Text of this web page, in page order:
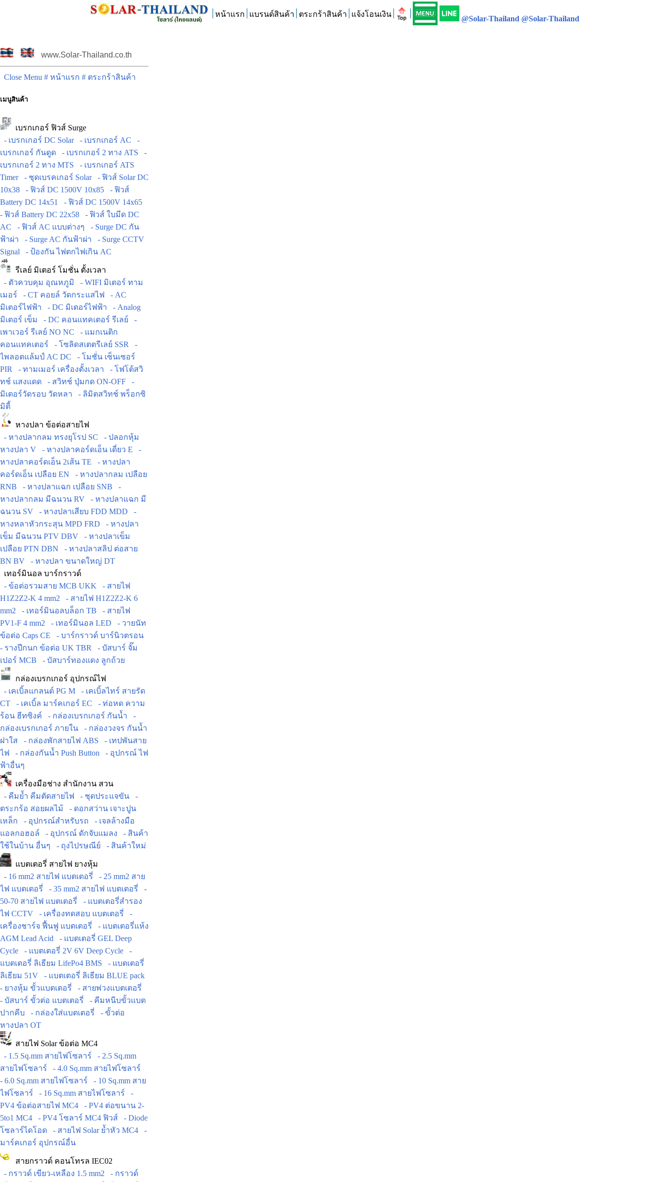
หน้าแรก แบรนด์สินค้า ตระกร้าสินค้า แจ้งโอนเงิน
@Solar-Thailand @Solar-Thailand
www.Solar-Thailand.co.th
Close Menu # หน้าแรก # ตระกร้าสินค้า
เมนูสินค้า
เบรกเกอร์ ฟิวส์ Surge
- เบรกเกอร์ DC Solar
- เบรกเกอร์ AC
-
เบรกเกอร์ กันดูด
- เบรกเกอร์ 2 ทาง ATS
-
เบรกเกอร์ 2 ทาง MTS
- เบรกเกอร์ ATS
Timer
- ชุดเบรคเกอร์ Solar
- ฟิวส์ Solar DC
10x38
- ฟิวส์ DC 1500V 10x85
- ฟิวส์
Battery DC 14x51
- ฟิวส์ DC 1500V 14x65
- ฟิวส์ Battery DC 22x58
- ฟิวส์ ใบมีด DC
AC
- ฟิวส์ AC แบบต่างๆ
- Surge DC กัน
ฟ้าผ่า
- Surge AC กันฟ้าผ่า
- Surge CCTV
Signal
- ป้องกัน ไฟตกไฟเกิน AC
รีเลย์ มิเตอร์ โมชั่น ตั้งเวลา
- ตัวควบคุม อุณหภูมิ
- WIFI มิเตอร์ ทาม
เมอร์
- CT คอยล์ วัดกระแสไฟ
- AC
มิเตอร์ไฟฟ้า
- DC มิเตอร์ไฟฟ้า
- Analog
มิเตอร์ เข็ม
- DC คอนแทคเตอร์ รีเลย์
-
เพาเวอร์ รีเลย์ NO NC
- แมกเนติก
คอนแทคเตอร์
- โซลิดสเตตรีเลย์ SSR
-
ไพลอตแล้มป์ AC DC
- โมชั่น เซ็นเซอร์
PIR
- ทามเมอร์ เครื่องตั้งเวลา
- โฟโต้สวิ
ทช์ แสงแดด
- สวิทช์ ปุ่มกด ON-OFF
-
มิเตอร์วัดรอบ วัดหลา
- ลิมิตสวิทช์ พร็อกซิ
มิตี้
หางปลา ข้อต่อสายไฟ
- หางปลากลม ทรงยุโรป SC
- ปลอกหุ้ม
หางปลา V
- หางปลาคอร์ดเอ็น เดี่ยว E
-
หางปลาคอร์ดเอ็น 2เส้น TE
- หางปลา
คอร์ดเอ็น เปลือย EN
- หางปลากลม เปลือย
RNB
- หางปลาแฉก เปลือย SNB
-
หางปลากลม มีฉนวน RV
- หางปลาแฉก มี
ฉนวน SV
- หางปลาเสียบ FDD MDD
-
หางหลาหัวกระสุน MPD FRD
- หางปลา
เข็ม มีฉนวน PTV DBV
- หางปลาเข็ม
เปลือย PTN DBN
- หางปลาสลิป ต่อสาย
BN BV
- หางปลา ขนาดใหญ่ DT
เทอร์มินอล บาร์กราวด์
- ข้อต่อรวมสาย MCB UKK
- สายไฟ
H1Z2Z2-K 4 mm2
- สายไฟ H1Z2Z2-K 6
mm2
- เทอร์มินอลบล็อก TB
- สายไฟ
PV1-F 4 mm2
- เทอร์มินอล LED
- วายนัท
ข้อต่อ Caps CE
- บาร์กราวด์ บาร์นิวตรอน
- รางปีกนก ข้อต่อ UK TBR
- บัสบาร์ จั๊ม
เปอร์ MCB
- บัสบาร์ทองแดง ลูกถ้วย
กล่องเบรกเกอร์ อุปกรณ์ไฟ
- เคเบิ้ลแกลนด์ PG M
- เคเบิ้ลไทร์ สายรัด
CT
- เคเบิ้ล มาร์คเกอร์ EC
- ท่อหด ความ
ร้อน ฮีทซิงค์
- กล่องเบรกเกอร์ กันน้ำ
-
กล่องเบรกเกอร์ ภายใน
- กล่องวงจร กันน้ำ
ฝาใส
- กล่องพักสายไฟ ABS
- เทปพันสาย
ไฟ
- กล่องกันน้ำ Push Button
- อุปกรณ์ ไฟ
ฟ้าอื่นๆ
เครื่องมือช่าง สำนักงาน สวน
- คีมย้ำ คีมตัดสายไฟ
- ชุดประแจขัน
-
ตระกร้อ สอยผลไม้
- ดอกสว่าน เจาะปูน
เหล็ก
- อุปกรณ์สำหรับรถ
- เจลล้างมือ
แอลกอฮอล์
- อุปกรณ์ ดักจับแมลง
- สินค้า
ใช้ในบ้าน อื่นๆ
- ถุงไปรษณีย์ - สินค้าใหม่
แบตเตอรี่ สายไฟ ยางหุ้ม
- 16 mm2 สายไฟ แบตเตอรี่
- 25 mm2 สาย
ไฟ แบตเตอรี่
- 35 mm2 สายไฟ แบตเตอรี่
-
50-70 สายไฟ แบตเตอรี่
- แบตเตอรี่สำรอง
ไฟ CCTV
- เครื่องทดสอบ แบตเตอรี่
-
เครื่องชาร์จ ฟื้นฟู แบตเตอรี่
- แบตเตอรี่แห้ง
AGM Lead Acid
- แบตเตอรี่ GEL Deep
Cycle
- แบตเตอรี่ 2V 6V Deep Cycle
-
แบตเตอรี่ ลิเธียม LifePo4 BMS
- แบตเตอรี่
ลิเธียม 51V
- แบตเตอรี่ ลิเธียม BLUE pack
- ยางหุ้ม ขั้วแบตเตอรี่
- สายพ่วงแบตเตอรี่
- บัสบาร์ ขั้วต่อ แบตเตอรี่
- คีมหนีบขั้วแบต
ปากคีบ
- กล่องใส่แบตเตอรี่
- ขั้วต่อ
หางปลา OT
สายไฟ Solar ข้อต่อ MC4
- 1.5 Sq.mm สายไฟโซลาร์
- 2.5 Sq.mm
สายไฟโซลาร์
- 4.0 Sq.mm สายไฟโซลาร์
- 6.0 Sq.mm สายไฟโซลาร์
- 10 Sq.mm สาย
ไฟโซลาร์
- 16 Sq.mm สายไฟโซลาร์
-
PV4 ข้อต่อสายไฟ MC4
- PV4 ต่อขนาน 2-
5to1 MC4
- PV4 โซลาร์ MC4 ฟิวส์
- Diode
โซลาร์ไดโอด
- สายไฟ Solar ย้ำหัว MC4
-
มาร์คเกอร์ อุปกรณ์อื่น
สายกราวด์ คอนโทรล IEC02
- กราวด์ เขียว-เหลือง 1.5 mm2
- กราวด์